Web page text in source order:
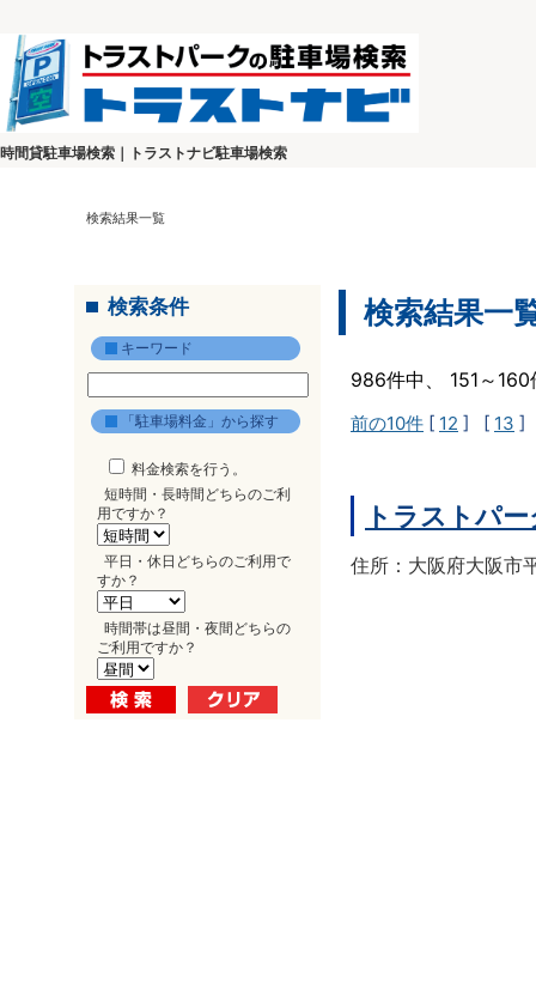
時間貸駐車場検索｜トラストナビ駐車場検索
検索結果一覧
検索条件
キーワード
「駐車場料金」から探す
料金検索を行う。
短時間・長時間どちらのご利
用ですか？
平日・休日どちらのご利用で
すか？
時間帯は昼間・夜間どちらの
ご利用ですか？
検索結果一
986件中、 151～
前の10件 [ 12 ] [ 13 ]
トラストパ
住所：大阪府大阪市